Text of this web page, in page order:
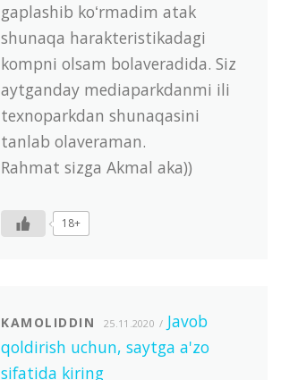
gaplashib koʻrmadim atak
shunaqa harakteristikadagi
kompni olsam bolaveradida. Siz
aytganday mediaparkdanmi ili
texnoparkdan shunaqasini
tanlab olaveraman.
Rahmat sizga Akmal aka))
18+
KAMOLIDDIN 25.11.2020
Javob
qoldirish uchun, saytga a'zo
sifatida kiring